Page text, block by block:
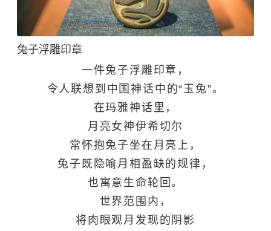
兔子浮雕印章
一件兔子浮雕印章，
令人联想到中国神话中的“玉兔”。
在玛雅神话里，
月亮女神伊希切尔
常怀抱兔子坐在月亮上，
兔子既隐喻月相盈缺的规律，
也寓意生命轮回。
世界范围内，
将肉眼观月发现的阴影